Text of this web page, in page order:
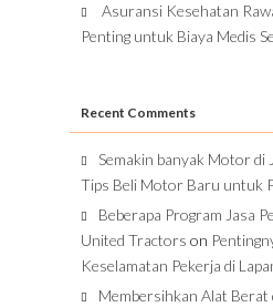
Asuransi Kesehatan
Penting untuk Biaya Medis
Recent Comments
Semakin banyak Motor di
Tips Beli Motor Baru untuk
Beberapa Program Jasa
United Tractors on
Keselamatan Pekerja di
Membersihkan Alat Berat